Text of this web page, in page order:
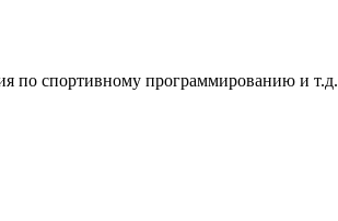
по спортивному программированию и т.д.